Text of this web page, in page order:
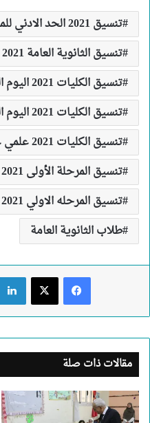
تنسيق 2021 الحد الادني للمرحلة الاولي 2021
تنسيق الثانوية العامة 2021
تنسيق الكليات 2021 اليوم السابع
تنسيق الكليات 2021 اليوم السابع ادبي
تنسيق الكليات 2021 علمي علوم
تنسيق المرحلة الأولى 2021
تنسيق المرحله الاولي 2021 ادبي
طلاب الثانوية العامة
مقالات ذات صلة